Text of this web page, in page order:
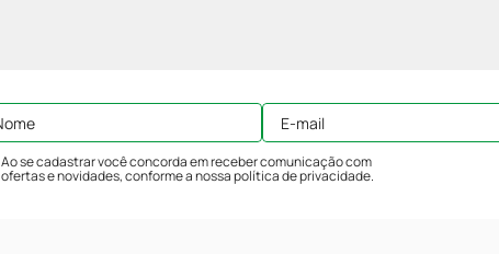
Ao se cadastrar você concorda em receber comunicação com
ofertas e novidades, conforme a nossapolítica de privacidade.